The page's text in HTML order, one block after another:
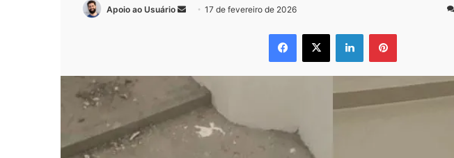
Apoio ao Usuário
Mande17 de fevereiro de 2026
Facebook
X LinkedinPinterest